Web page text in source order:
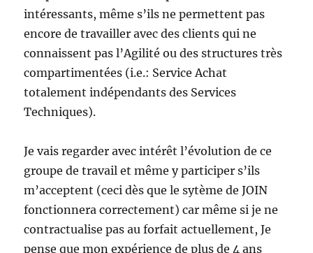
intéressants, même s’ils ne permettent pas
encore de travailler avec des clients qui ne
connaissent pas l’Agilité ou des structures très
compartimentées (i.e.: Service Achat
totalement indépendants des Services
Techniques).
Je vais regarder avec intérêt l’évolution de ce
groupe de travail et même y participer s’ils
m’acceptent (ceci dès que le sytème de JOIN
fonctionnera correctement) car même si je ne
contractualise pas au forfait actuellement, Je
pense que mon expérience de plus de 4 ans